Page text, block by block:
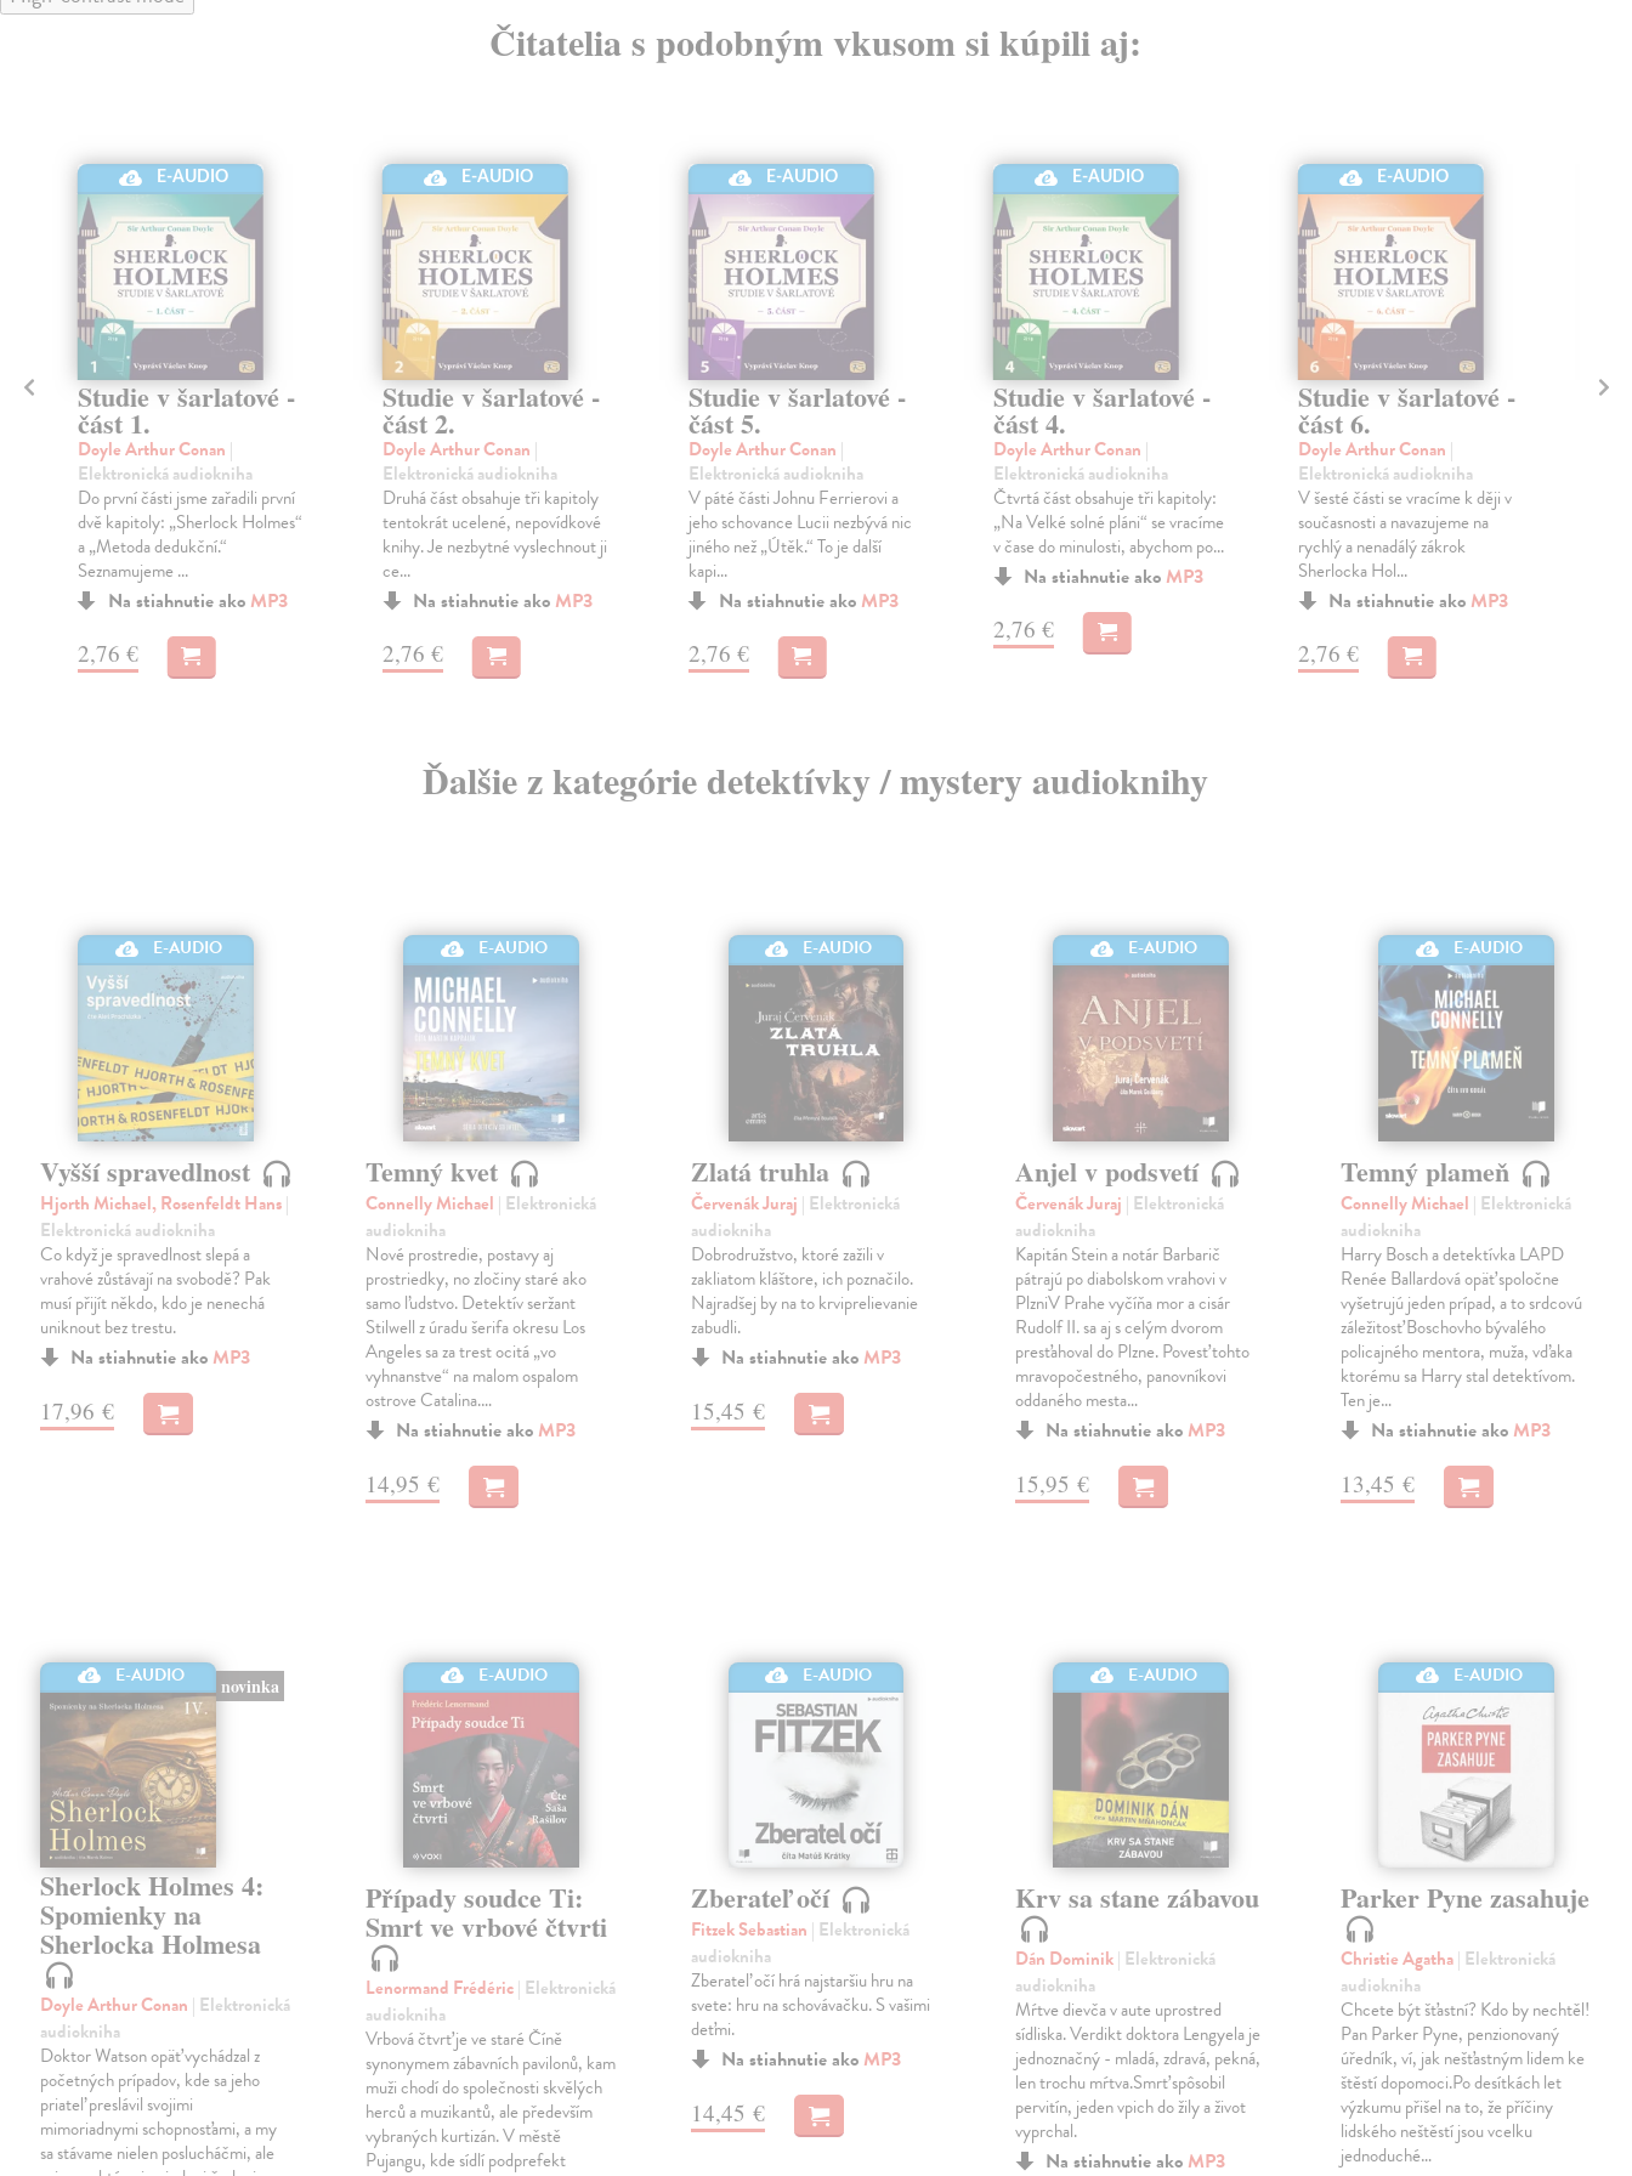
Čitatelia s podobným vkusom si kúpili aj:
E-AUDIO
Studie v šarlatové -
část 1.
Doyle Arthur Conan |
Elektronická audiokniha
Do první části jsme zařadili první
dvě kapitoly: „Sherlock Holmes“
a „Metoda dedukční.“
Seznamujeme ...
Na stiahnutie ako MP3
2,76 €
E-AUDIO
Studie v šarlatové -
část 2.
Doyle Arthur Conan |
Elektronická audiokniha
Druhá část obsahuje tři kapitoly
tentokrát ucelené, nepovídkové
knihy. Je nezbytné vyslechnout ji
ce...
Na stiahnutie ako MP3
2,76 €
E-AUDIO
Studie v šarlatové -
část 5.
Doyle Arthur Conan |
Elektronická audiokniha
V páté části Johnu Ferrierovi a
jeho schovance Lucii nezbývá nic
jiného než „Útěk.“ To je další
kapi...
Na stiahnutie ako MP3
2,76 €
E-AUDIO
Studie v šarlatové -
část 4.
Doyle Arthur Conan |
Elektronická audiokniha
Čtvrtá část obsahuje tři kapitoly:
„Na Velké solné pláni“ se vracíme
v čase do minulosti, abychom po...
Na stiahnutie ako MP3
2,76 €
E-AUDIO
Studie v šarlatové -
část 6.
Doyle Arthur Conan |
Elektronická audiokniha
V šesté části se vracíme k ději v
současnosti a navazujeme na
rychlý a nenadálý zákrok
Sherlocka Hol...
Na stiahnutie ako MP3
2,76 €
Ďalšie z kategórie detektívky / mystery audioknihy
E-AUDIO
Vyšší spravedlnost
Hjorth Michael, Rosenfeldt Hans|
Elektronická audiokniha
Co když je spravedlnost slepá a
vrahové zůstávají na svobodě? Pak
musí přijít někdo, kdo je nenechá
uniknout bez trestu.
Na stiahnutie ako MP3
17,96 €
E-AUDIO
Temný kvet
Connelly Michael | Elektronická
audiokniha
Nové prostredie, postavy aj
prostriedky, no zločiny staré ako
samo ľudstvo. Detektív seržant
Stilwell z úradu šerifa okresu Los
Angeles sa za trest ocitá „vo
vyhnanstve“ na malom ospalom
ostrove Catalina.…
Na stiahnutie ako MP3
14,95 €
E-AUDIO
Zlatá truhla
Červenák Juraj | Elektronická
audiokniha
Dobrodružstvo, ktoré zažili v
zakliatom kláštore, ich poznačilo.
Najradšej by na to krviprelievanie
zabudli.
Na stiahnutie ako MP3
15,45 €
E-AUDIO
Anjel v podsvetí
Červenák Juraj | Elektronická
audiokniha
Kapitán Stein a notár Barbarič
pátrajú po diabolskom vrahovi v
PlzniV Prahe vyčíňa mor a cisár
Rudolf II. sa aj s celým dvorom
presťahoval do Plzne. Povesť tohto
mravopočestného, panovníkovi
oddaného mesta…
Na stiahnutie ako MP3
15,95 €
E-AUDIO
Temný plameň
Connelly Michael | Elektronická
audiokniha
Harry Bosch a detektívka LAPD
Renée Ballardová opäť spoločne
vyšetrujú jeden prípad, a to srdcovú
záležitosť Boschovho bývalého
policajného mentora, muža, vďaka
ktorému sa Harry stal detektívom.
Ten je…
Na stiahnutie ako MP3
13,45 €
E-AUDIO novinka
Sherlock Holmes 4:
Spomienky na
Sherlocka Holmesa
Doyle Arthur Conan | Elektronická
audiokniha
Doktor Watson opäť vychádzal z
početných prípadov, kde sa jeho
priateľ preslávil svojimi
mimoriadnymi schopnosťami, a my
sa stávame nielen poslucháčmi, ale
E-AUDIO
Případy soudce Ti:
Smrt ve vrbové čtvrti
Lenormand Frédéric| Elektronická
audiokniha
Vrbová čtvrť je ve staré Číně
synonymem zábavních pavilonů, kam
muži chodí do společnosti skvělých
herců a muzikantů, ale především
vybraných kurtizán. V městě
Pujangu, kde sídlí podprefekt
E-AUDIO
Zberateľ očí
Fitzek Sebastian | Elektronická
audiokniha
Zberateľ očí hrá najstaršiu hru na
svete: hru na schovávačku. S vašimi
deťmi.
Na stiahnutie ako MP3
14,45 €
E-AUDIO
Krv sa stane zábavou
Dán Dominik| Elektronická
audiokniha
Mŕtve dievča v aute uprostred
sídliska. Verdikt doktora Lengyela je
jednoznačný - mladá, zdravá, pekná,
len trochu mŕtva.Smrť spôsobil
pervitín, jeden vpich do žily a život
vyprchal.
Na stiahnutie ako MP3
E-AUDIO
Parker Pyne zasahuje
Christie Agatha| Elektronická
audiokniha
Chcete být šťastní? Kdo by nechtěl!
Pan Parker Pyne, penzionovaný
úředník, ví, jak nešťastným lidem ke
štěstí dopomoci.Po desítkách let
výzkumu přišel na to, že příčiny
lidského neštěstí jsou vcelku
jednoduché…